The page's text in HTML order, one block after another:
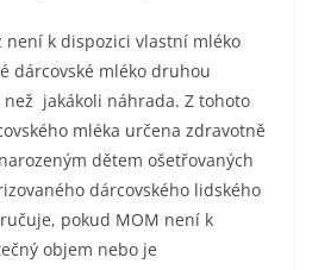
není k dispozici vlastní mléko
dárcovské mléko druhou
jakákoli náhrada. Z tohoto
mléka určena zdravotně
dětem ošetřovaných
dárcovského lidského
pokud MOM není k
objem nebo je